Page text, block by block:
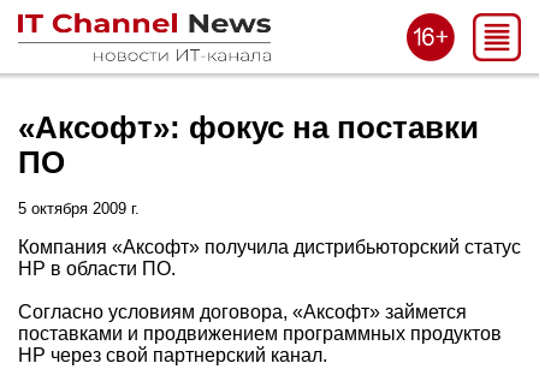
«Аксофт»: фокус на поставки
ПО
5 октября 2009 г.
Компания «Аксофт» получила дистрибьюторский cтатус
HP в области ПО.
Согласно условиям договора, «Аксофт» займется
поставками и продвижением программных продуктов
HP через свой партнерский канал.